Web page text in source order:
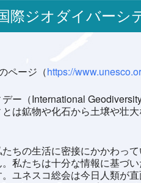
「国際ジオダイバー
ページ（https://
ー（International
は鉱物や化石から土壌や壮
ちの生活に密接にかかわっ
私たちは十分な情報に基づ
ユネスコ総会は今日人類が